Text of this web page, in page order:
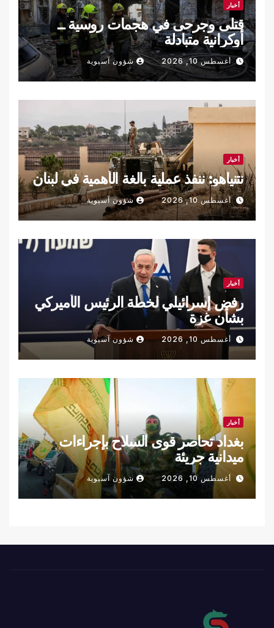
أخبار
قتلى وجرحى في هجمات روسية ــ
أوكرانية متبادلة
أغسطس 10, 2026 شؤون آسيوية
أخبار
نتنياهو: ننفذ عملية بالغة الأهمية في لبنان
أغسطس 10, 2026 شؤون آسيوية
أخبار
رفض إسرائيلي لخطة الرئيس الأميركي
بشأن غزة
أغسطس 10, 2026 شؤون آسيوية
أخبار
بغداد تحاصر قوى السلاح بإجراءات
ميدانية جريئة
أغسطس 10, 2026 شؤون آسيوية